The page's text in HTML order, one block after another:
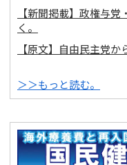
【新聞掲載】政権与
く。
【原文】自由民主党
＞＞もっと読む。